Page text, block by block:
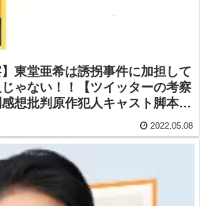
】東堂亜希は誘拐事件に加担して
ゃない！！【ツイッターの考察
想批判原作犯人キャスト脚本あ
2022.05.08